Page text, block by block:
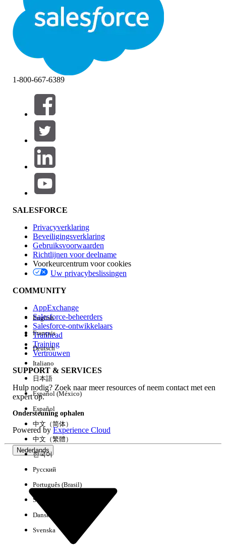
Sluiten Sluiten
Filteren op (0)
FILTERS SELECTEREN
Productgebied
Invloed op functies
Edition
Ervaring
Alles wissen Gereed
Geen resultaten
1-800-667-6389
SALESFORCE
Privacyverklaring
Beveiligingsverklaring
Gebruiksvoorwaarden
Richtlijnen voor deelname
Voorkeurcentrum voor cookies
Uw privacybeslissingen
COMMUNITY
AppExchange
Salesforce-beheerders
Salesforce-ontwikkelaars
Trailhead
Training
Vertrouwen
SUPPORT & SERVICES
Hulp nodig? Zoek naar meer resources of neem contact met een
expert op.
Ondersteuning ophalen
Powered byExperience Cloud
Nederlands
English
Français
Deutsch
Italiano
日本語
Español (México)
Español
中文（简体）
中文（繁體）
한국어
Русский
Português (Brasil)
Suomi
Dansk
Svenska